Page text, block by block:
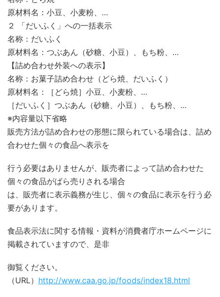
原材料名：小豆、小麦粉、…
２ 「だいふく」への一括表示
名称：だいふく
原材料名：つぶあん（砂糖、小豆）、もち粉、…
【詰め合わせ外装への表示】
名称：お菓子詰め合わせ（どら焼、だいふく）
原材料名：［どら焼］小豆、小麦粉、…
［だいふく］つぶあん（砂糖、小豆）、もち粉、…
※内容量以下省略
販売方法が詰め合わせの形態に限られている場合は、詰め
合わせた個々の食品へ表示を
行う必要はありませんが、販売者によって詰め合わせた
個々の食品がばら売りされる場合
は、販売者に表示義務が生じ、個々の食品に表示を行う必
要があります。
食品表示法に関する情報・資料が消費者庁ホームページに
掲載されていますので、是非
御覧ください。
（URL） http://www.caa.go.jp/foods/index18.html